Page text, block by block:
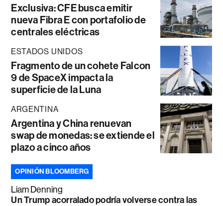
Exclusiva: CFE busca emitir
nueva Fibra E con portafolio de
centrales eléctricas
ESTADOS UNIDOS
Fragmento de un cohete Falcon
9 de SpaceX impacta la
superficie de la Luna
ARGENTINA
Argentina y China renuevan
swap de monedas: se extiende el
plazo a cinco años
OPINIÓN BLOOMBERG
Liam Denning
Un Trump acorralado podría volverse contra las